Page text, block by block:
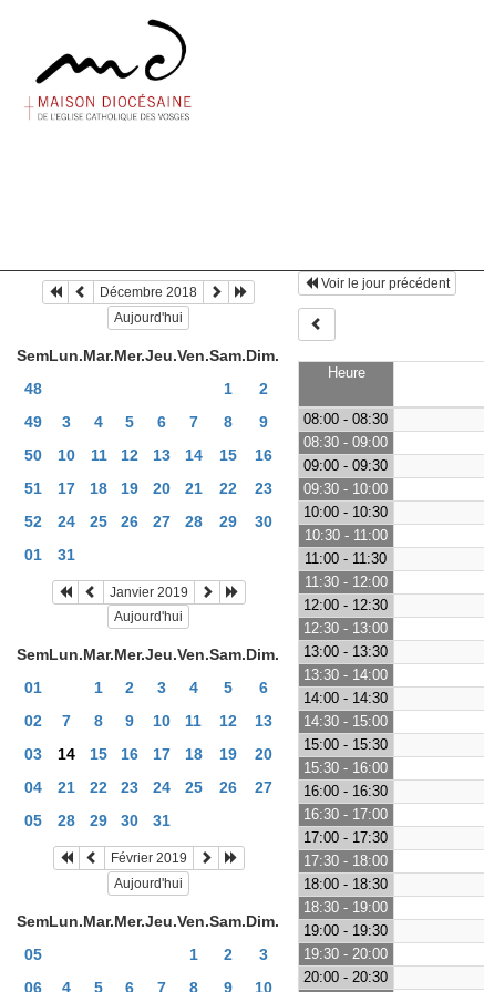
Décembre 2018
Aujourd'hui
SemLun.Mar.Mer.Jeu.Ven.Sam.Dim.
48
1
2
49
3 4 5 6 7 8
9
50
10 11 12 13 14 15
16
51
17 18 19 20 21 22
23
52
24 25 26 27 28 29
30
01
31
Janvier 2019
Aujourd'hui
SemLun.Mar.Mer.Jeu.Ven.Sam.Dim.
01
1 2 3 4 5
6
02
7 8 9 10 11 12
13
03
14 15 16 17 18 19
20
04
21 22 23 24 25 26
27
05
28 29 30 31
Février 2019
Aujourd'hui
SemLun.Mar.Mer.Jeu.Ven.Sam.Dim.
05
1 2
3
06
4 5 6 7 8 9 10
Heure
Voir le jour précédent
08:00 - 08:30
08:30 - 09:00
09:00 - 09:30
09:30 - 10:00
10:00 - 10:30
10:30 - 11:00
11:00 - 11:30
11:30 - 12:00
12:00 - 12:30
12:30 - 13:00
13:00 - 13:30
13:30 - 14:00
14:00 - 14:30
14:30 - 15:00
15:00 - 15:30
15:30 - 16:00
16:00 - 16:30
16:30 - 17:00
17:00 - 17:30
17:30 - 18:00
18:00 - 18:30
18:30 - 19:00
19:00 - 19:30
19:30 - 20:00
20:00 - 20:30